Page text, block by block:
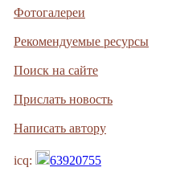
Фотогалереи
Рекомендуемые ресурсы
Поиск на сайте
Прислать новость
Написать автору
icq: 63920755